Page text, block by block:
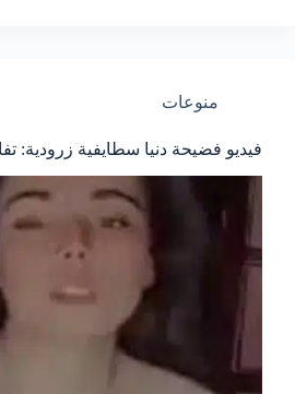
منوعات
فيديو فضيحة دنيا سطايفية زرودية: